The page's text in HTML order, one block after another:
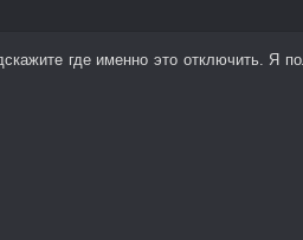
где именно это отключить. Я